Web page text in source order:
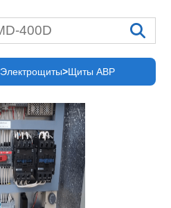
Электрощиты Щиты АВР